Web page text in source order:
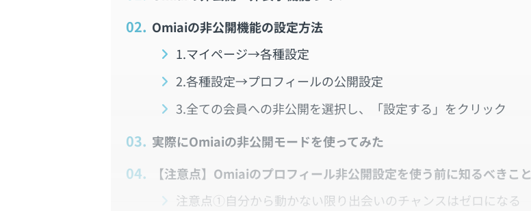
2. Omiaiの非公開機能の設定方法
1.マイページ→各種設定
2.各種設定→プロフィールの公開設定
3.全ての会員への非公開を選択し、「設定する」をクリック
3. 実際にOmiaiの非公開モードを使ってみた
4.
【注意点】Omiaiのプロフィール非公開設定を使う前に知るべきこと
注意点①自分から動かない限り出会いのチャンスはゼロになる